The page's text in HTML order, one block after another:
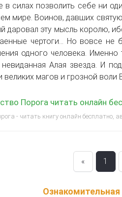
в силах позволить себе ни
мире. Воинов, давших
даровал эту мысль королю,
чертоги… Но вовсе
одного человека.
Алая звезда. И
великих магов и грозной воли
Порога читать онлайн
- читать книгу онлайн бесплатно,
« 1
Ознакомительная